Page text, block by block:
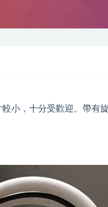
小，十分受歡迎。帶有